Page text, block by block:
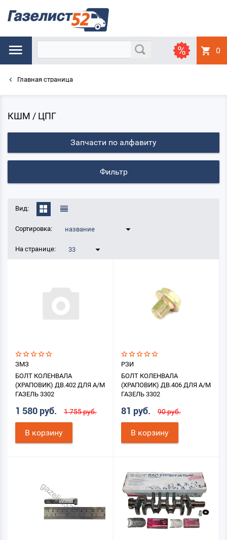
0
Главная страница
КШМ / ЦПГ
Запчасти по алфавиту
Фильтр
Вид:
Сортировка: название
На странице: 33
ЗМЗ
БОЛТ КОЛЕНВАЛА
(ХРАПОВИК) ДВ.402 ДЛЯ А/М
ГАЗЕЛЬ 3302
1 580 руб. 1 755 руб.
В корзину
РЗИ
БОЛТ КОЛЕНВАЛА
(ХРАПОВИК) ДВ.406 ДЛЯ А/М
ГАЗЕЛЬ 3302
81 руб. 90 руб.
В корзину